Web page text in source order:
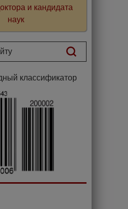
и кандидата
наук
классификатор